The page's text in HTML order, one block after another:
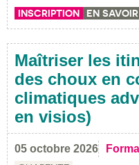
INSCRIPTION EN
Maîtriser les
des choux en
climatiques
en visios)
05 octobre 2026